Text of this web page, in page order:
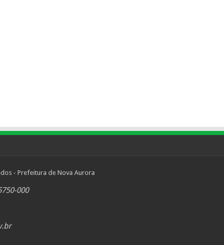
- Prefeitura de Nova Aurora
000